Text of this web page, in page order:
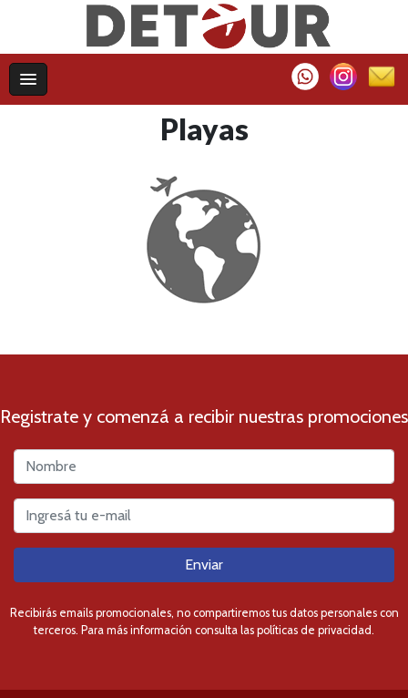
Playas
Registrate y comenzá a recibir nuestras promociones
Enviar
Recibirás emails promocionales, no compartiremos tus datos personales con
terceros. Para más información consulta las políticas de privacidad.